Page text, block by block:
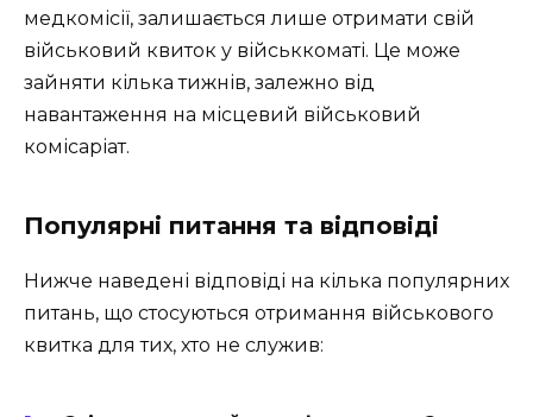
медкомісії, залишається лише отримати свій
військовий квиток у військкоматі. Це може
зайняти кілька тижнів, залежно від
навантаження на місцевий військовий
комісаріат.
Популярні питання та відповіді
Нижче наведені відповіді на кілька популярних
питань, що стосуються отримання військового
квитка для тих, хто не служив: